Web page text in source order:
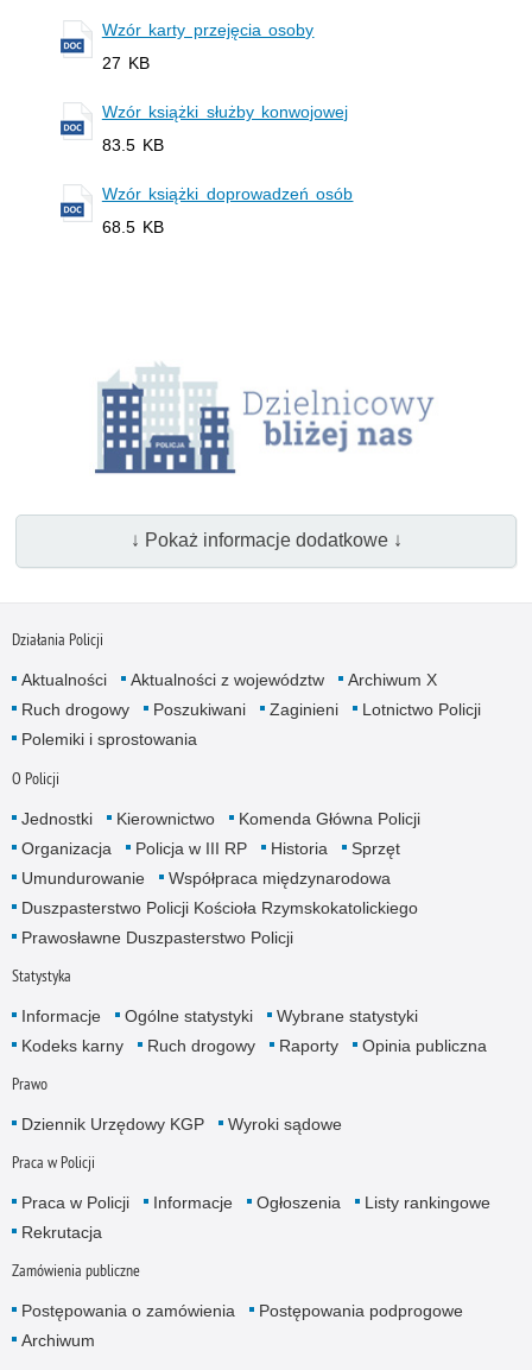
Wzór karty przejęcia osoby
27 KB
Wzór książki służby konwojowej
83.5 KB
Wzór książki doprowadzeń osób
68.5 KB
↓ Pokaż informacje dodatkowe ↓
Działania Policji
Aktualności Aktualności z województw
Archiwum X
Ruch drogowy
Poszukiwani Zaginieni
Lotnictwo Policji
Polemiki i sprostowania
O Policji
Jednostki Kierownictwo
Komenda Główna Policji
Organizacja
Policja w III RP Historia
Sprzęt
Umundurowanie
Współpraca międzynarodowa
Duszpasterstwo Policji Kościoła Rzymskokatolickiego
Prawosławne Duszpasterstwo Policji
Statystyka
Informacje Ogólne statystyki
Wybrane statystyki
Kodeks karny
Ruch drogowy Raporty Opinia publiczna
Prawo
Dziennik Urzędowy KGP Wyroki sądowe
Praca w Policji
Praca w Policji Informacje Ogłoszenia
Listy rankingowe
Rekrutacja
Zamówienia publiczne
Postępowania o zamówienia
Postępowania podprogowe
Archiwum